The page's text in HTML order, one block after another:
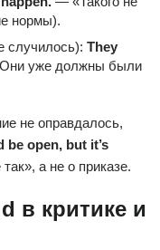
нормы).
случилось): They
уже должны были
не оправдалось,
be open, but it’s
а не о приказе.
в критике и